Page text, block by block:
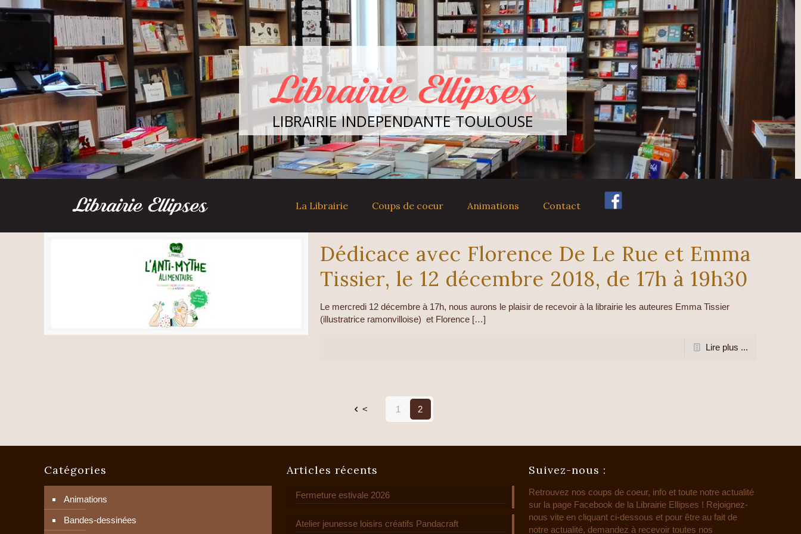
LIBRAIRIE INDEPENDANTE TOULOUSE
La Librairie Coups de coeur Animations Contact
Dédicace avec Florence De Le Rue et Emma
Tissier, le 12 décembre 2018, de 17h à 19h30
Le mercredi 12 décembre à 17h, nous aurons le plaisir de recevoir à la librairie les auteures Emma Tissier
(illustratrice ramonvilloise) et Florence[…]
Lire plus ...
< 1 2
Catégories
Animations
Bandes-dessinées
Articles récents
Fermeture estivale 2026
Atelier jeunesse loisirs créatifs Pandacraft
Suivez-nous :
Retrouvez nos coups de coeur, info et toute notre actualité
sur la page Facebook de la Librairie Ellipses ! Rejoignez-
nous vite en cliquant ci-dessous et pour être au fait de
notre actualité, demandez à recevoir toutes nos